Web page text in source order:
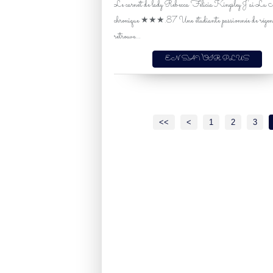
Le carnet de lady Rebecca Felicia Kingsley J'ai Lu
chronique ★★★.87 Une étudiante passionnée de
retrouve...
EN SAVOIR PLUS
<< < 1 2 3